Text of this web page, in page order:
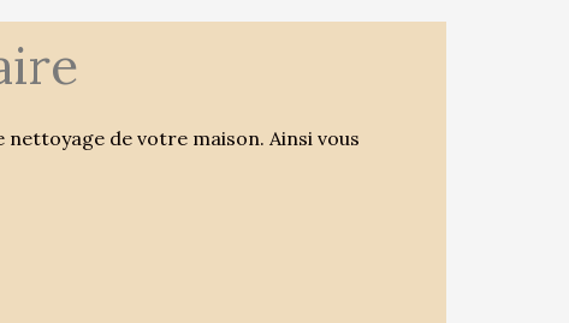
de votre maison. Ainsi vous